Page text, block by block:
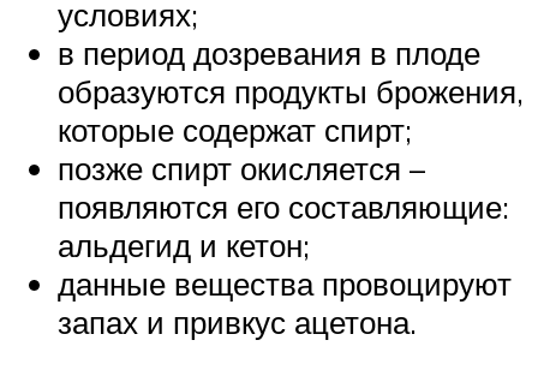
условиях;
в период дозревания в плоде
образуются продукты брожения,
которые содержат спирт;
позже спирт окисляется –
появляются его составляющие:
альдегид и кетон;
данные вещества провоцируют
запах и привкус ацетона.